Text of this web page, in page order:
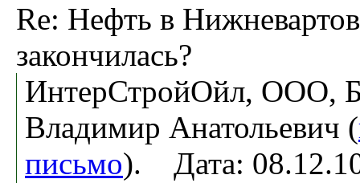
Re: Нефть в
закончилась?
ИнтерСтройОйл, ООО,
Владимир Анатольевич (
письмо). Дата: